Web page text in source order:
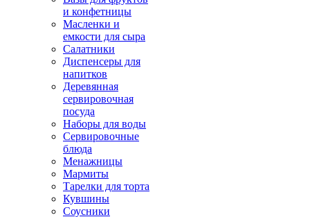
и конфетницы
Масленки и
емкости для сыра
Салатники
Диспенсеры для
напитков
Деревянная
сервировочная
посуда
Наборы для воды
Сервировочные
блюда
Менажницы
Мармиты
Тарелки для торта
Кувшины
Соусники